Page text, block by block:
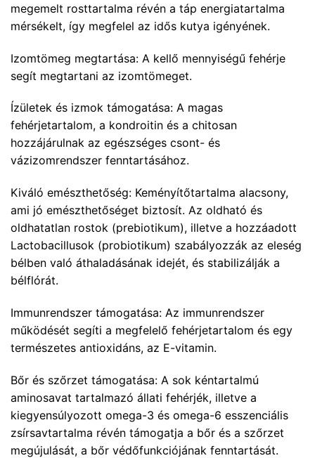
megemelt rosttartalma révén a táp energiatartalma
mérsékelt, így megfelel az idős kutya igényének.
Izomtömeg megtartása: A kellő mennyiségű fehérje
segít megtartani az izomtömeget.
Ízületek és izmok támogatása: A magas
fehérjetartalom, a kondroitin és a chitosan
hozzájárulnak az egészséges csont- és
vázizomrendszer fenntartásához.
Kiváló emészthetőség: Keményítőtartalma alacsony,
ami jó emészthetőséget biztosít. Az oldható és
oldhatatlan rostok (prebiotikum), illetve a hozzáadott
Lactobacillusok (probiotikum) szabályozzák az eleség
bélben való áthaladásának idejét, és stabilizálják a
bélflórát.
Immunrendszer támogatása: Az immunrendszer
működését segíti a megfelelő fehérjetartalom és egy
természetes antioxidáns, az E-vitamin.
Bőr és szőrzet támogatása: A sok kéntartalmú
aminosavat tartalmazó állati fehérjék, illetve a
kiegyensúlyozott omega-3 és omega-6 esszenciális
zsírsavtartalma révén támogatja a bőr és a szőrzet
megújulását, a bőr védőfunkciójának fenntartását.